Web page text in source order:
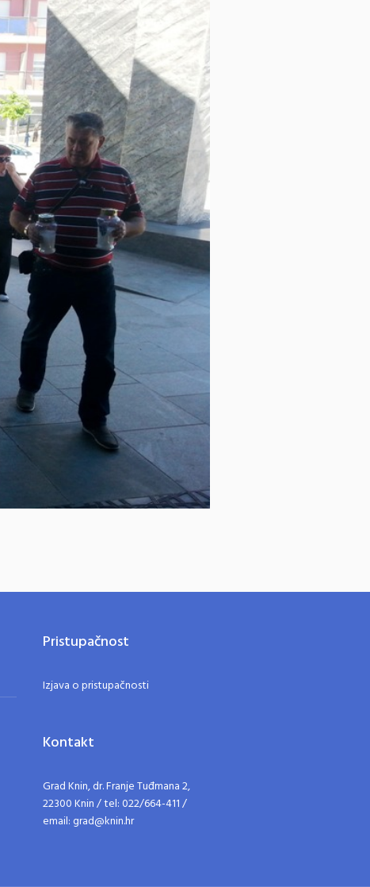
Pristupačnost
Izjava o pristupačnosti
Kontakt
Grad Knin, dr. Franje Tuđmana 2,
22300 Knin / tel: 022/664-411 /
email: grad@knin.hr